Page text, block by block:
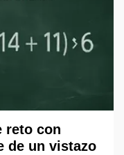
reto con
de un vistazo